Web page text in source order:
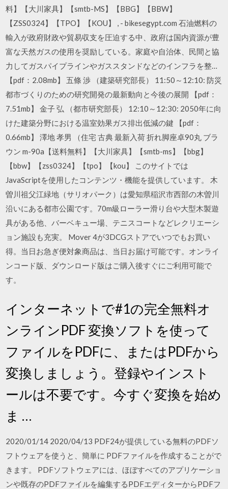
料】【大川家具】【smtb-MS】【BBG】【BBW】
【ZSS0324】【TPO】【KOU】 , - bikesegypt.com 石油燃料の
輸入が政府財政や貿易収支を圧迫する中、政府は国内資源が豊
富な天然ガスの使用を奨励している。家庭や自治体、民間と協
力してガスパイプラインやガススタンドなどのインフラを整…
【pdf：2.08mb】 五條 渉 （建築研究部長） 11:50～12:10: 防災
都市づくりのための研究開発の最新動向と今後の展開 【pdf：
7.51mb】 金子 弘 （都市研究部長） 12:10～12:30: 2050年に向
けた建築分野における温室効果ガス排出低減の鍵 【pdf：
0.66mb】 澤地 孝男 （住宅 古典 最新入荷 折れ脚座卓90丸 ブラ
ウン m-90a【送料無料】【大川家具】【smtb-ms】【bbg】
【bbw】【zss0324】【tpo】【kou】 このサイトでは
JavaScriptを使用したコンテンツ・機能を提供しています。 木
曽川祖父江緑地（サリオパーク）は愛知県稲沢市西部の木曽川
沿いにある都市公園です。70m級ローラー滑り台や大型木製遊
具がある他、バーベキュー場、テニスコートなどレクリエーシ
ョン施設も充実。 Mover 4が3DCGストアでいつでもお買い
得。当日お急ぎ便対象商品は、当日お届け可能です。オンライ
ンコード版、ダウンロード版はご購入後すぐにご利用可能で
す。
インターネットで#1の完全無料オ
ンラインPDF 変換ソフトを使って
ファイルをPDFに、またはPDFから
変換しましょう。登録やインスト
ールは不要です。今すぐ変換を始め
ま …
2020/01/14 2020/04/13 PDF24が提供している無料のPDFソ
フトウェアを使うと、簡単に PDFファイルを作成することがで
きます。 PDFソフトウェアには、ほぼすべてのアプリケーショ
ンや既存のPDFファイルを編集するPDFエディターからPDFフ